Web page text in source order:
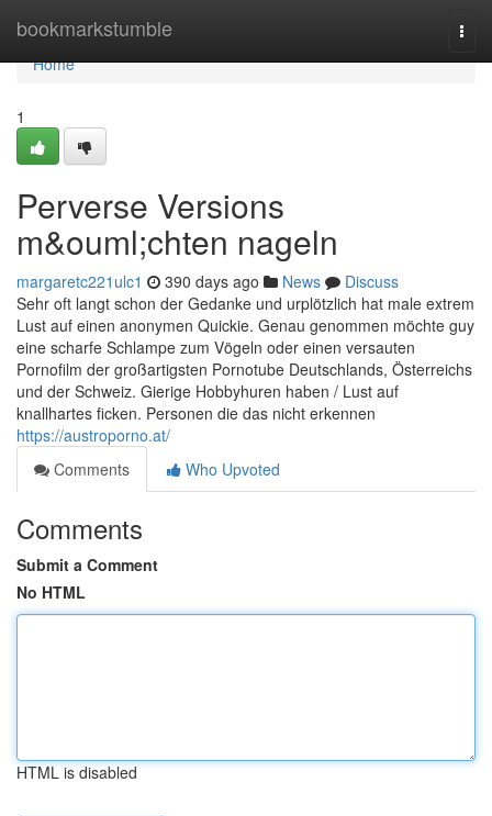
bookmarkstumble
Home
Home
1
Perverse Versions
m&ouml;chten nageln
margaretc221ulc1 390 days ago News
Discuss
Sehr oft langt schon der Gedanke und urplötzlich hat male extrem
Lust auf einen anonymen Quickie. Genau genommen möchte guy
eine scharfe Schlampe zum Vögeln oder einen versauten
Pornofilm der großartigsten Pornotube Deutschlands, Österreichs
und der Schweiz. Gierige Hobbyhuren haben / Lust auf
knallhartes ficken. Personen die das nicht erkennen
https://austroporno.at/
Comments
Who Upvoted
Comments
Submit a Comment
No HTML
HTML is disabled